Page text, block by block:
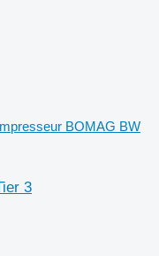
BOMAG BW
3